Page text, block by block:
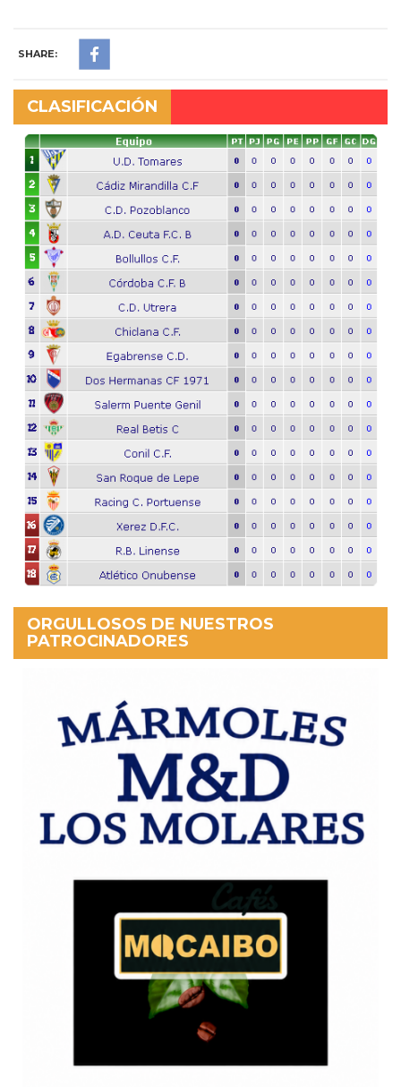
SHARE:
CLASIFICACIÓN
ORGULLOSOS DE NUESTROS
PATROCINADORES